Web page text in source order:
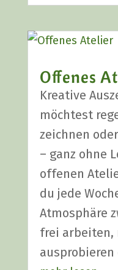
Offe­nes
Krea­ti­ve
möch­test
zeich­nen
– ganz ohne
offe­nen
du jede
Atmo­sphä­re
frei arbei­ten,
aus­pro­bie­ren